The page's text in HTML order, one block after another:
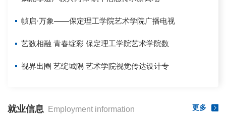
帧启·万象——保定理工学院艺术学院广播电视
艺数相融 青春绽彩 保定理工学院艺术学院数
视界出圈 艺绽城隅 艺术学院视觉传达设计专
更多
就业信息 Employment information